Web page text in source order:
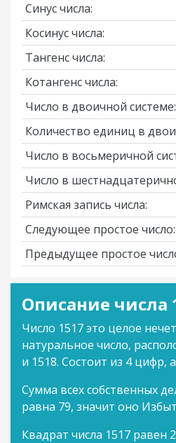
Синус числа:
Косинус числа:
Тангенс числа:
Котангенс числа:
Число в двоичной системе:
Количество единиц в
Число в восьмеричной
Число в
Римская запись числа:
Следующее простое число:
Предыдущее простое
Описание числа
Число 1517 это целое
натуральное число,
и 1518. Состоит из 4 цифр,
Сумма всех собственных
равна 79, значит оно
Квадрат числа 1517 равен